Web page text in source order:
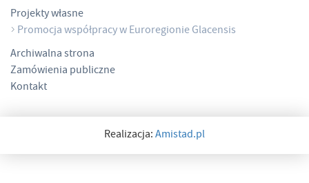
Projekty własne
Promocja współpracy w Euroregionie Glacensis
Archiwalna strona
Zamówienia publiczne
Kontakt
Realizacja:Amistad.pl